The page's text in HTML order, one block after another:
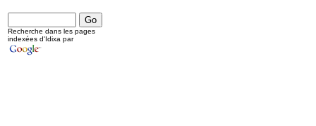
Recherche dans les pages
indexées d'Idixa par